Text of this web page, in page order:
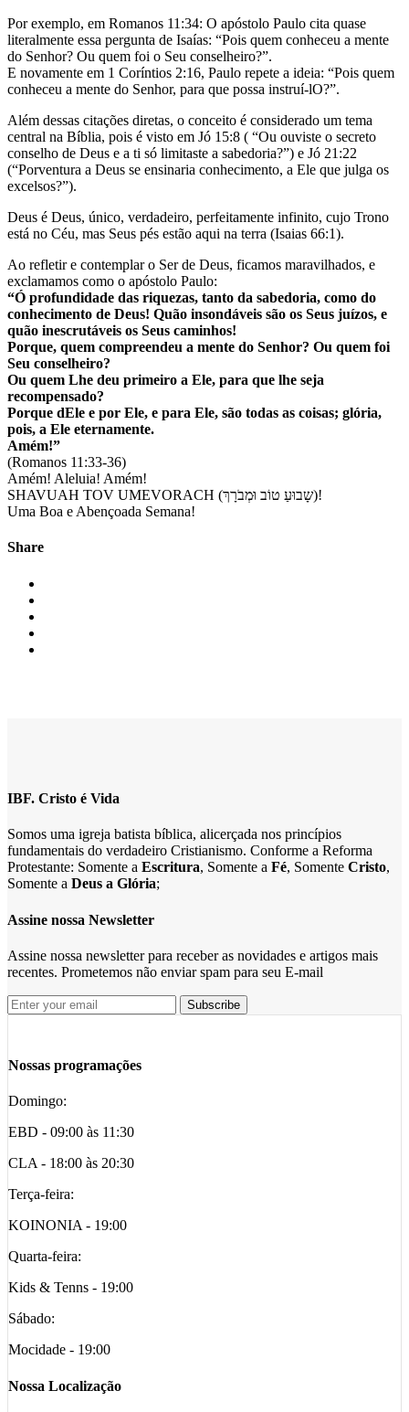
Por exemplo, em Romanos 11:34: O apóstolo Paulo cita quase
literalmente essa pergunta de Isaías: “Pois quem conheceu a mente
do Senhor? Ou quem foi o Seu conselheiro?”.
E novamente em 1 Coríntios 2:16, Paulo repete a ideia: “Pois quem
conheceu a mente do Senhor, para que possa instruí-lO?”.
Além dessas citações diretas, o conceito é considerado um tema
central na Bíblia, pois é visto em Jó 15:8 ( “Ou ouviste o secreto
conselho de Deus e a ti só limitaste a sabedoria?”) e Jó 21:22
(“Porventura a Deus se ensinaria conhecimento, a Ele que julga os
excelsos?”).
Deus é Deus, único, verdadeiro, perfeitamente infinito, cujo Trono
está no Céu, mas Seus pés estão aqui na terra (Isaias 66:1).
Ao refletir e contemplar o Ser de Deus, ficamos maravilhados, e
exclamamos como o apóstolo Paulo:
“Ó profundidade das riquezas, tanto da sabedoria, como do
conhecimento de Deus! Quão insondáveis são os Seus juízos, e
quão inescrutáveis os Seus caminhos!
Porque, quem compreendeu a mente do Senhor? Ou quem foi
Seu conselheiro?
Ou quem Lhe deu primeiro a Ele, para que lhe seja
recompensado?
Porque dEle e por Ele, e para Ele, são todas as coisas; glória,
pois, a Ele eternamente.
Amém!”
(Romanos 11:33-36)
Amém! Aleluia! Amém!
SHAVUAH TOV UMEVORACH (שָבוּעַ טוֹב וּמְבֹרָךְ)!
Uma Boa e Abençoada Semana!
Share
IBF. Cristo é Vida
Somos uma igreja batista bíblica, alicerçada nos princípios
fundamentais do verdadeiro Cristianismo. Conforme a Reforma
Protestante: Somente a Escritura, Somente a Fé, Somente Cristo,
Somente a Deus a Glória;
Assine nossa Newsletter
Assine nossa newsletter para receber as novidades e artigos mais
recentes. Prometemos não enviar spam para seu E-mail
Nossas programações
Domingo:
EBD - 09:00 às 11:30
CLA - 18:00 às 20:30
Terça-feira:
KOINONIA - 19:00
Quarta-feira:
Kids & Tenns - 19:00
Sábado:
Mocidade - 19:00
Nossa Localização